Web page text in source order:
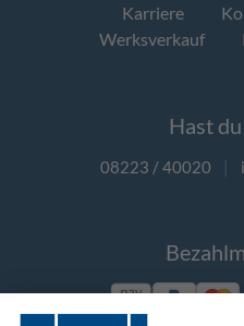
Karriere
Werksverkauf
Hast
08223 / 40020 |